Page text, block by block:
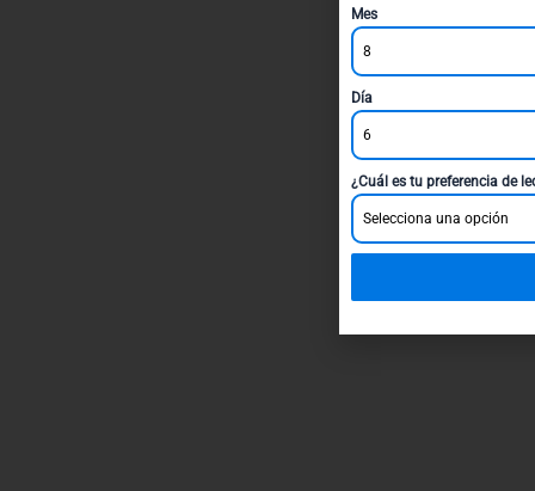
Mes
8
Día
6
¿Cuál es tu preferencia de
Selecciona una opción